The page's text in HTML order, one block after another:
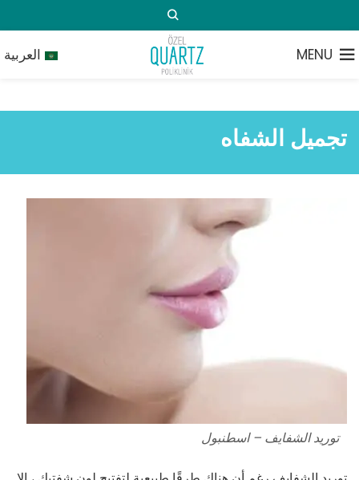
MENU العربية
تجميل الشفاه
توريد الشفايف – اسطنبول